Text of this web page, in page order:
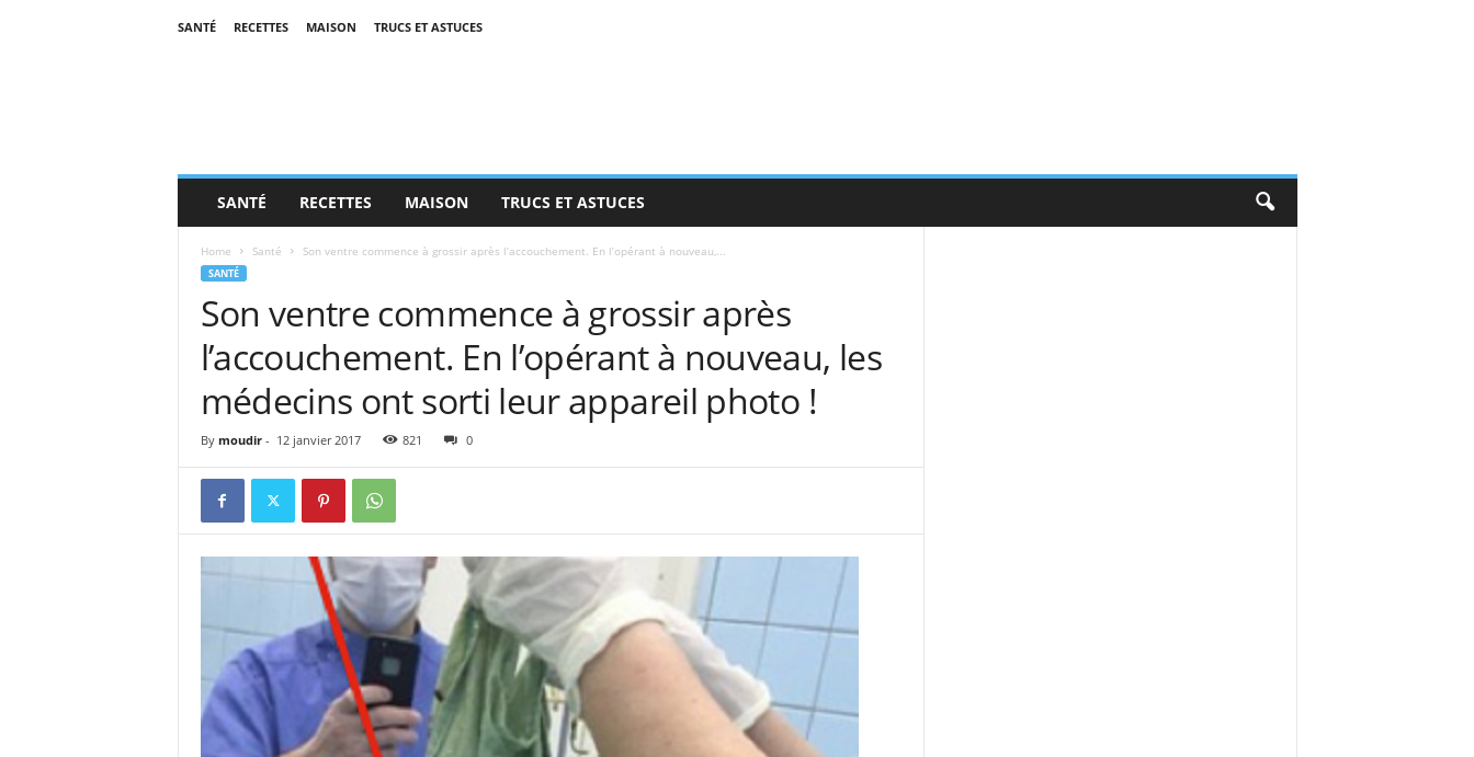
SANTÉ RECETTES MAISON TRUCS ET ASTUCES
SANTÉ RECETTES MAISON TRUCS ET ASTUCES
Home Santé Son ventre commence à grossir après l’accouchement. En l’opérant à nouveau,...
SANTÉ
Son ventre commence à grossir après
l’accouchement. En l’opérant à nouveau, les
médecins ont sorti leur appareil photo !
By moudir- 12 janvier 2017 821 0